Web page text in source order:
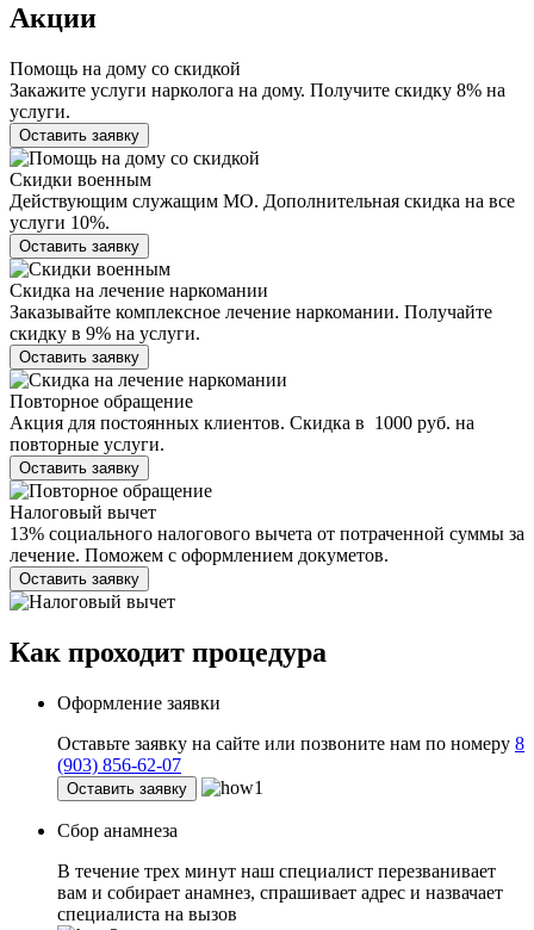
Акции
Помощь на дому со скидкой
Закажите услуги нарколога на дому. Получите скидку 8% на
услуги.
Оставить заявку
Скидки военным
Действующим служащим МО. Дополнительная скидка на все
услуги 10%.
Оставить заявку
Скидка на лечение наркомании
Заказывайте комплексное лечение наркомании. Получайте
скидку в 9% на услуги.
Оставить заявку
Повторное обращение
Акция для постоянных клиентов. Скидка в 1000 руб. на
повторные услуги.
Оставить заявку
Налоговый вычет
13% социального налогового вычета от потраченной суммы за
лечение. Поможем с оформлением докуметов.
Оставить заявку
Как проходит процедура
Оформление заявки
Оставьте заявку на сайте или позвоните нам по номеру 8
(903) 856-62-07
Оставить заявку
Сбор анамнеза
В течение трех минут наш специалист перезванивает
вам и собирает анамнез, спрашивает адрес и назвачает
специалиста на вызов